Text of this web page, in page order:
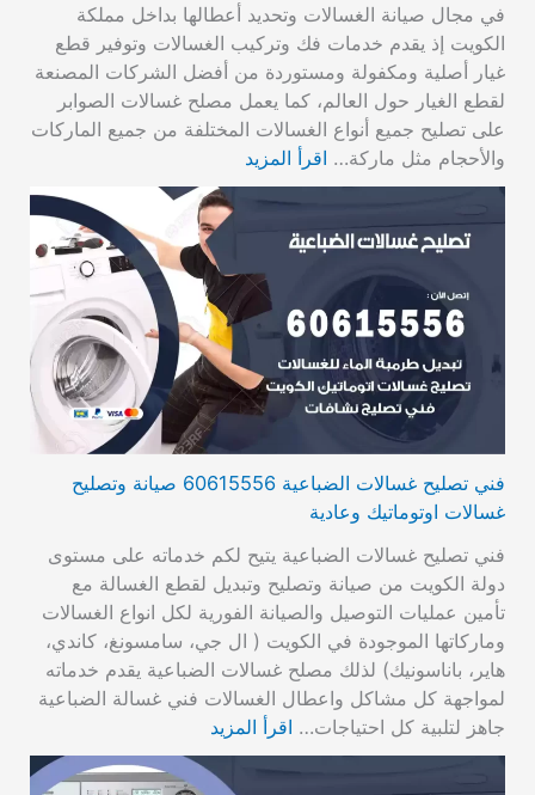
في مجال صيانة الغسالات وتحديد أعطالها بداخل مملكة
الكويت إذ يقدم خدمات فك وتركيب الغسالات وتوفير قطع
غيار أصلية ومكفولة ومستوردة من أفضل الشركات المصنعة
لقطع الغيار حول العالم، كما يعمل مصلح غسالات الصوابر
على تصليح جميع أنواع الغسالات المختلفة من جميع الماركات
والأحجام مثل ماركة… اقرأ المزيد
فني تصليح غسالات الضباعية 60615556 صيانة وتصليح
غسالات اوتوماتيك وعادية
فني تصليح غسالات الضباعية يتيح لكم خدماته على مستوى
دولة الكويت من صيانة وتصليح وتبديل لقطع الغسالة مع
تأمين عمليات التوصيل والصيانة الفورية لكل انواع الغسالات
وماركاتها الموجودة في الكويت ( ال جي، سامسونغ، كاندي،
هاير، باناسونيك) لذلك مصلح غسالات الضباعية يقدم خدماته
لمواجهة كل مشاكل واعطال الغسالات فني غسالة الضباعية
جاهز لتلبية كل احتياجات… اقرأ المزيد